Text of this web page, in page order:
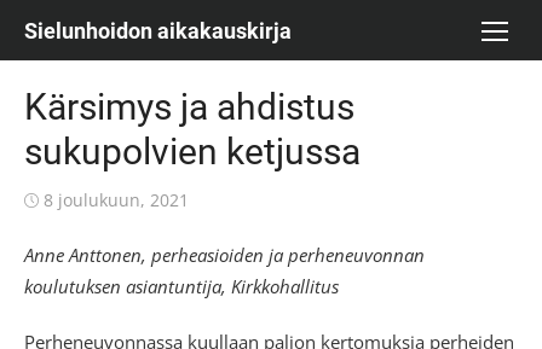
Sielunhoidon aikakauskirja
Kärsimys ja ahdistus
sukupolvien ketjussa
Posted
8 joulukuun, 2021
Anne Anttonen, perheasioiden ja perheneuvonnan
koulutuksen asiantuntija, Kirkkohallitus
Perheneuvonnassa kuullaan paljon kertomuksia perheiden